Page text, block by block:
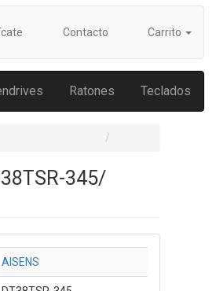
Contacto Carrito
Ratones Teclados
345/
AISENS